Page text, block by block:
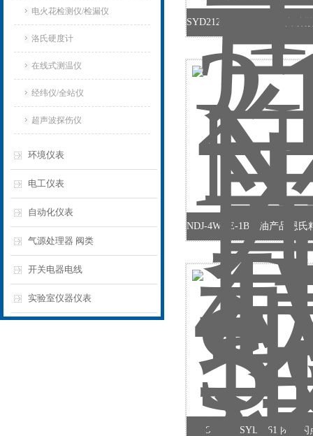
电火花检测仪/检漏仪
洛氏硬度计
在线式测温仪
经纬仪/全站仪
超声波探伤仪
环境仪表
电工仪表
自动化仪表
气源处理器 阀类
开关电器电线
实验室仪器仪表
SYD261SYD-261 闭口闪